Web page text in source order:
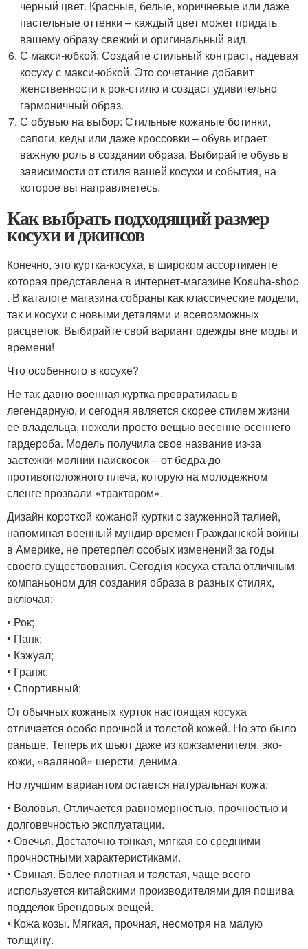
черный цвет. Красные, белые, коричневые или даже
пастельные оттенки – каждый цвет может придать
вашему образу свежий и оригинальный вид.
С макси-юбкой: Создайте стильный контраст, надевая
косуху с макси-юбкой. Это сочетание добавит
женственности к рок-стилю и создаст удивительно
гармоничный образ.
С обувью на выбор: Стильные кожаные ботинки,
сапоги, кеды или даже кроссовки – обувь играет
важную роль в создании образа. Выбирайте обувь в
зависимости от стиля вашей косухи и события, на
которое вы направляетесь.
Как выбрать подходящий размер
косухи и джинсов
Конечно, это куртка-косуха, в широком ассортименте
которая представлена в интернет-магазине Kosuha-shop
. В каталоге магазина собраны как классические модели,
так и косухи с новыми деталями и всевозможных
расцветок. Выбирайте свой вариант одежды вне моды и
времени!
Что особенного в косухе?
Не так давно военная куртка превратилась в
легендарную, и сегодня является скорее стилем жизни
ее владельца, нежели просто вещью весенне-осеннего
гардероба. Модель получила свое название из-за
застежки-молнии наискосок – от бедра до
противоположного плеча, которую на молодежном
сленге прозвали «трактором».
Дизайн короткой кожаной куртки с зауженной талией,
напоминая военный мундир времен Гражданской войны
в Америке, не претерпел особых изменений за годы
своего существования. Сегодня косуха стала отличным
компаньоном для создания образа в разных стилях,
включая:
• Рок;
• Панк;
• Кэжуал;
• Гранж;
• Спортивный;
От обычных кожаных курток настоящая косуха
отличается особо прочной и толстой кожей. Но это было
раньше. Теперь их шьют даже из кожзаменителя, эко-
кожи, «валяной» шерсти, денима.
Но лучшим вариантом остается натуральная кожа:
• Воловья. Отличается равномерностью, прочностью и
долговечностью эксплуатации.
• Овечья. Достаточно тонкая, мягкая со средними
прочностными характеристиками.
• Свиная. Более плотная и толстая, чаще всего
используется китайскими производителями для пошива
подделок брендовых вещей.
• Кожа козы. Мягкая, прочная, несмотря на малую
толщину.